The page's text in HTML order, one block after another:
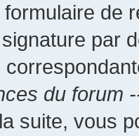
de
par
du forum
suite, vous